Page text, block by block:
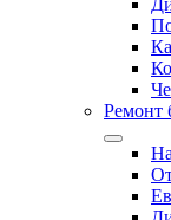
Ремонт